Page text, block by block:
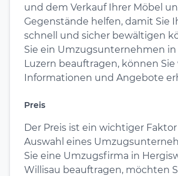
und dem Verkauf Ihrer Möbel
Gegenstände helfen, damit Sie
schnell und sicher bewältigen
Sie ein Umzugsunternehmen in
Luzern beauftragen, können
Informationen und Angebote
Preis
Der Preis ist ein wichtiger
Auswahl eines
Sie eine Umzugsfirma in
Willisau beauftragen, möchten